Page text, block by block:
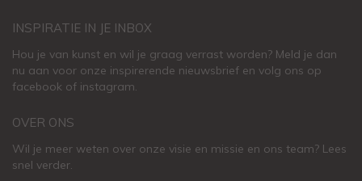
INSPIRATIE IN JE INBOX
Hou je van kunst en wil je graag verrast worden? Meld je dan
nu aan voor onze inspirerende nieuwsbrief en volg ons op
facebook of instagram.
OVER ONS
Wil je meer weten over onze visie en missie en ons team? Lees
snel verder.